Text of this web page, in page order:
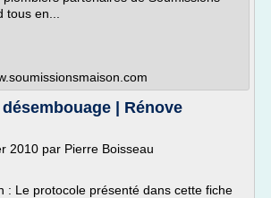
en...
| Rénove
2010 par Pierre Boisseau
: Le protocole présenté dans cette fiche